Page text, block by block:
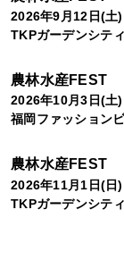
2026年9月12日(土)
TKPガーデンシテ
農林水産FEST
2026年10月3日(土)
福岡ファッション
農林水産FEST
2026年11月1日(日)
TKPガーデンシテ